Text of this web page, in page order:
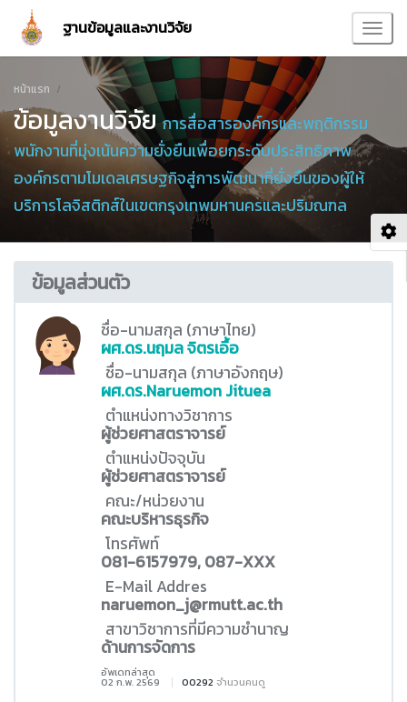
ฐานข้อมูลและงานวิจัย
หน้าแรก
ข้อมูลงานวิจัยการสื่อสารองค์กรและพฤติกรรม
พนักงานที่มุ่งเน้นความยั่งยืนเพื่อยกระดับประสิทธิภาพ
องค์กรตามโมเดลเศรษฐกิจสู่การพัฒนาที่ยั่งยืนของผู้ให้
บริการโลจิสติกส์ในเขตกรุงเทพมหานครและปริมณฑล
ข้อมูลส่วนตัว
ชื่อ-นามสกุล (ภาษาไทย)
ผศ.ดร.นฤมล จิตรเอื้อ
ชื่อ-นามสกุล (ภาษาอังกฤษ)
ผศ.ดร.Naruemon Jituea
ตำแหน่งทางวิชาการ
ผู้ช่วยศาสตราจารย์
ตำแหน่งปัจจุบัน
ผู้ช่วยศาสตราจารย์
คณะ/หน่วยงาน
คณะบริหารธุรกิจ
โทรศัพท์
081-6157979, 087-XXX
E-Mail Addres
naruemon_j@rmutt.ac.th
สาขาวิชาการที่มีความชำนาญ
ด้านการจัดการ
อัพเดทล่าสุด
02 ก.พ. 2569 00292 จำนวนคนดู